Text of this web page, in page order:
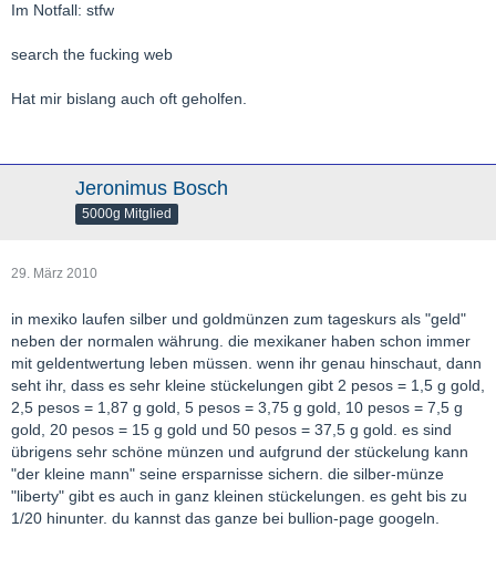
Im Notfall: stfw
search the fucking web
Hat mir bislang auch oft geholfen.
Jeronimus Bosch
5000g Mitglied
29. März 2010
in mexiko laufen silber und goldmünzen zum tageskurs als "geld"
neben der normalen währung. die mexikaner haben schon immer
mit geldentwertung leben müssen. wenn ihr genau hinschaut, dann
seht ihr, dass es sehr kleine stückelungen gibt 2 pesos = 1,5 g gold,
2,5 pesos = 1,87 g gold, 5 pesos = 3,75 g gold, 10 pesos = 7,5 g
gold, 20 pesos = 15 g gold und 50 pesos = 37,5 g gold. es sind
übrigens sehr schöne münzen und aufgrund der stückelung kann
"der kleine mann" seine ersparnisse sichern. die silber-münze
"liberty" gibt es auch in ganz kleinen stückelungen. es geht bis zu
1/20 hinunter. du kannst das ganze bei bullion-page googeln.